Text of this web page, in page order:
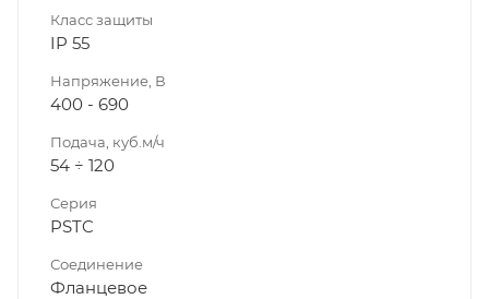
Класс защиты
IP 55
Напряжение, В
400 - 690
Подача, куб.м/ч
54 ÷ 120
Серия
PSTC
Соединение
Фланцевое